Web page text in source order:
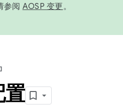
参阅 AOSP 变更。
置